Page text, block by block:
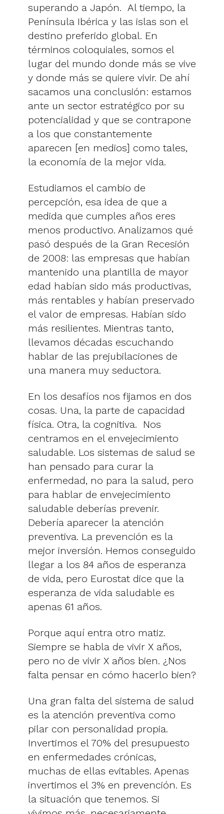
superando a Japón. Al tiempo, la
Península Ibérica y las islas son el
destino preferido global. En
términos coloquiales, somos el
lugar del mundo donde más se vive
y donde más se quiere vivir. De ahí
sacamos una conclusión: estamos
ante un sector estratégico por su
potencialidad y que se contrapone
a los que constantemente
aparecen [en medios] como tales,
la economía de la mejor vida.
Estudiamos el cambio de
percepción, esa idea de que a
medida que cumples años eres
menos productivo. Analizamos qué
pasó después de la Gran Recesión
de 2008: las empresas que habían
mantenido una plantilla de mayor
edad habían sido más productivas,
más rentables y habían preservado
el valor de empresas. Habían sido
más resilientes. Mientras tanto,
llevamos décadas escuchando
hablar de las prejubilaciones de
una manera muy seductora.
En los desafíos nos fijamos en dos
cosas. Una, la parte de capacidad
física. Otra, la cognitiva. Nos
centramos en el envejecimiento
saludable. Los sistemas de salud se
han pensado para curar la
enfermedad, no para la salud, pero
para hablar de envejecimiento
saludable deberías prevenir.
Debería aparecer la atención
preventiva. La prevención es la
mejor inversión. Hemos conseguido
llegar a los 84 años de esperanza
de vida, pero Eurostat dice que la
esperanza de vida saludable es
apenas 61 años.
Porque aquí entra otro matiz.
Siempre se habla de vivir X años,
pero no de vivir X años bien. ¿Nos
falta pensar en cómo hacerlo bien?
Una gran falta del sistema de salud
es la atención preventiva como
pilar con personalidad propia.
Invertimos el 70% del presupuesto
en enfermedades crónicas,
muchas de ellas evitables. Apenas
invertimos el 3% en prevención. Es
la situación que tenemos. Si